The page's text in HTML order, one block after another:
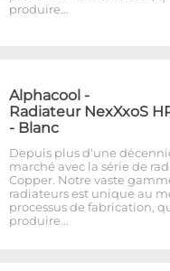
produire…
Alphacool -
Radiateur NexXxoS
- Blanc
Depuis plus d'une
marché avec la série de
Copper. Notre vaste
radiateurs est unique au
processus de fabrication,
produire…